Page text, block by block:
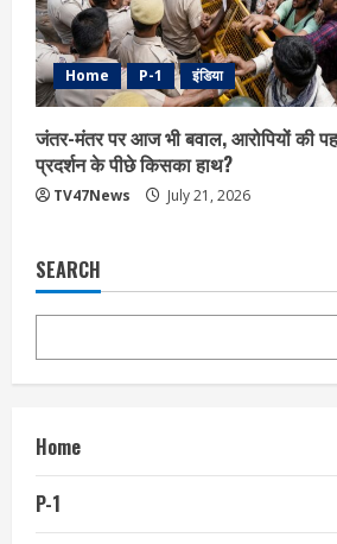
Home P-1 इंडिया
जंतर-मंतर पर आज भी बवाल, आरोपियों की
प्रदर्शन के पीछे किसका हाथ?
TV47News July 21, 2026
SEARCH
Home
P-1